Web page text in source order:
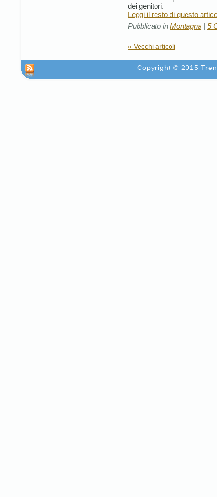
dei genitori.
Leggi il resto di questo
Pubblicato in Montagna | 5
« Vecchi articoli
Copyright © 2015